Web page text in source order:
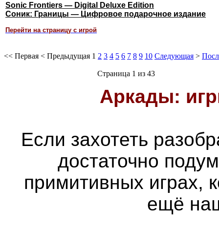
Sonic Frontiers — Digital Deluxe Edition
Соник: Границы — Цифровое подарочное издание
Перейти на страницу с игрой
<< Первая < Предыдущая 1 2 3 4 5 6 7 8 9 10 Следующая >
Страница 1 из 43
Аркады:
Если захотеть
достаточно
примитивных играх,
ещё